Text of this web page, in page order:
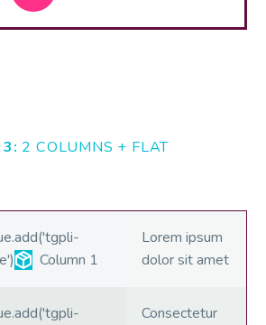
3: 2 COLUMNS + FLAT
Column 1
Lorem ipsum
dolor sit amet
Consectetur